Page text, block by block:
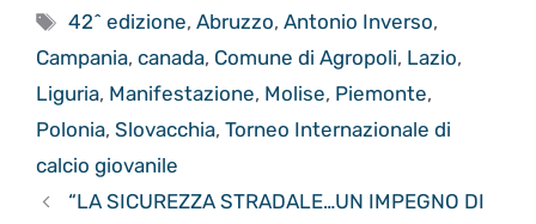
Tag
42^ edizione,Abruzzo,Antonio Inverso,
Campania, canada, Comune di Agropoli, Lazio,
Liguria, Manifestazione, Molise, Piemonte,
Polonia, Slovacchia, Torneo Internazionale di
calcio giovanile
“LA SICUREZZA STRADALE…UN IMPEGNO DI